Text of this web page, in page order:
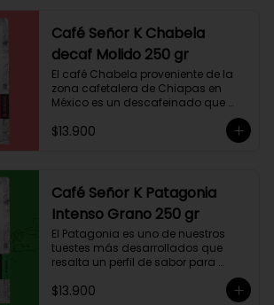
trazas de chocolate. El tueste medio
permite degustar todos los sabores
complejos de este café
Café Señor K Chabela
decaf Molido 250 gr
El café Chabela proveniente de la
zona cafetalera de Chiapas en
México es un descafeinado que
Este café se siembra cerca de la
fruto de su trabajo en el campo a
su madre, Chabela. Es un típica
descafeinado con agua, con
toques especiados y un cuerpo
cremoso, resaltan notas canela,
chocolate negro y lima, esto le
otorga una puntuación de 83,75. Si
buscas descansar de la cafeína,
esta es una exquisita alternativa
$13.900
Café Señor K Patagonia
Intenso Grano 250 gr
El Patagonia es uno de nuestros
tuestes más desarrollados que
resalta un perfil de sabor para
intenso único y con exquisito
$13.900